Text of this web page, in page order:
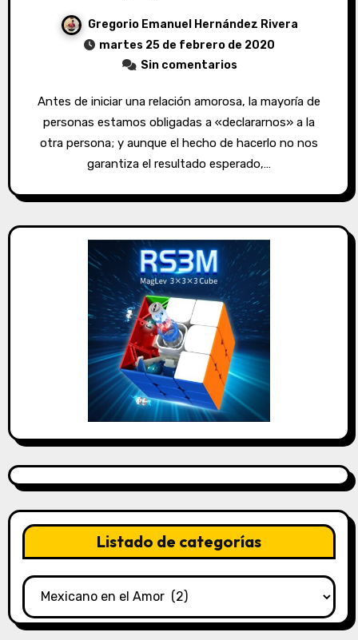
Gregorio Emanuel Hernández Rivera
martes 25 de febrero de 2020
Sin comentarios
Antes de iniciar una relación amorosa, la mayoría de
personas estamos obligadas a «declararnos» a la
otra persona; y aunque el hecho de hacerlo no nos
garantiza el resultado esperado,…
Listado de categorías
Listado
de
categorías